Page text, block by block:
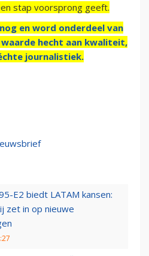
stap voorsprong geeft.
en word onderdeel van
waarde hecht aan kwaliteit,
journalistiek.
E2 biedt LATAM kansen:
zet in op nieuwe